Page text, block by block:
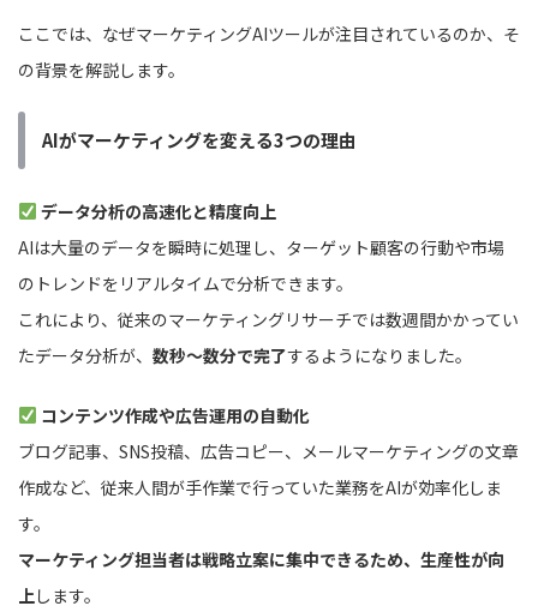
ここでは、なぜマーケティングAIツールが注目されているのか、そ
の背景を解説します。
AIがマーケティングを変える3つの理由
データ分析の高速化と精度向上
AIは大量のデータを瞬時に処理し、ターゲット顧客の行動や市場
のトレンドをリアルタイムで分析できます。
これにより、従来のマーケティングリサーチでは数週間かかってい
たデータ分析が、 数秒～数分で完了するようになりました。
コンテンツ作成や広告運用の自動化
ブログ記事、SNS投稿、広告コピー、メールマーケティングの文章
作成など、従来人間が手作業で行っていた業務をAIが効率化しま
す。
マーケティング担当者は戦略立案に集中できるため、生産性が向
上 します。